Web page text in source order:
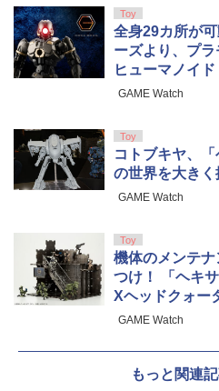
Toy
全身29カ所が
ーズより、プ
ヒューマノイ
GAME Watch
Toy
コトブキヤ、
の世界を大きく
GAME Watch
Toy
機体のメンテ
つけ！ 「ヘキ
Xヘッドクォー
GAME Watch
もっと関連